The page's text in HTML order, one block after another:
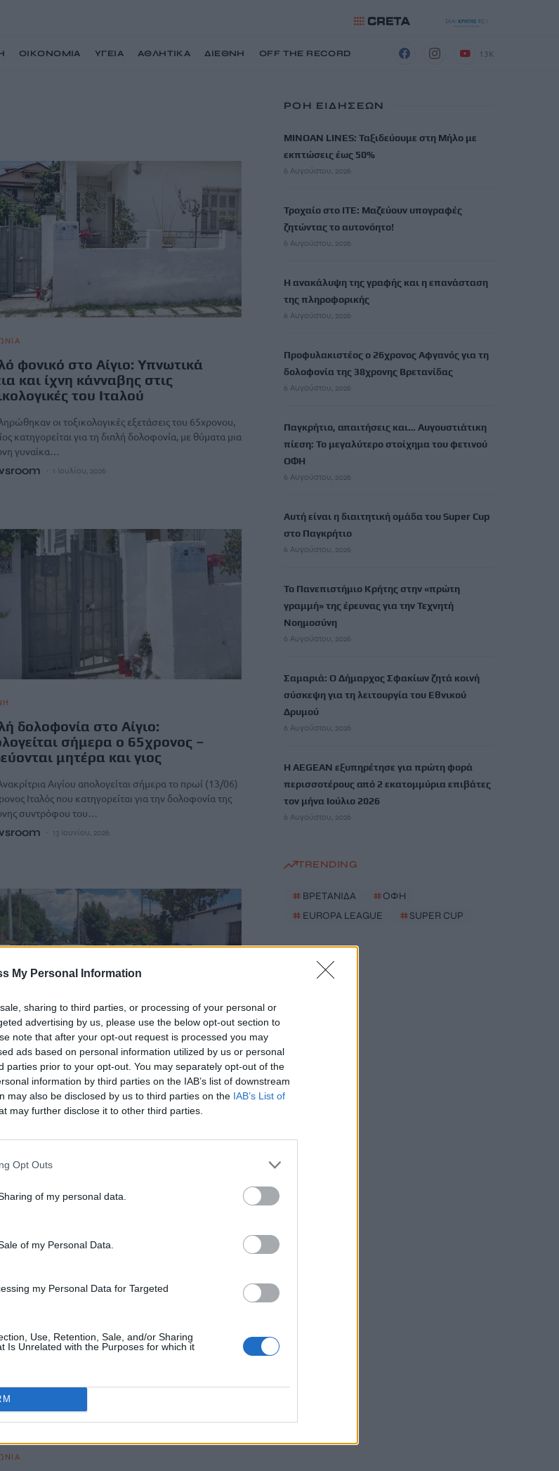
My Personal Information
sharing to third parties, or processing of your personal or
advertising by us, please use the below opt-out section to
note that after your opt-out request is processed you may
ads based on personal information utilized by us or personal
parties prior to your opt-out. You may separately opt-out of the
information by third parties on the IAB’s list of downstream
may also be disclosed by us to third parties on the IAB’s List of
may further disclose it to other third parties.
Opt Outs
of my personal data.
of my Personal Data.
my Personal Data for Targeted
Use, Retention, Sale, and/or Sharing
Is Unrelated with the Purposes for which it
ΟΙΚΟΝΟΜΙΑ ΥΓΕΙΑ ΑΘΛΗΤΙΚΑ ΔΙΕΘΝΗ OFF THE RECORD 13K
φονικό στο Αίγιο: Υπνωτικά
και ίχνη κάνναβης στις
του Ιταλού
οι τοξικολογικές εξετάσεις του 65χρονου,
κατηγορείται για τη διπλή δολοφονία, με θύματα μια
γυναίκα…
1 Ιουλίου, 2026
δολοφονία στο Αίγιο:
σήμερα ο 65χρονος –
μητέρα και γιος
Αιγίου απολογείται σήμερα το πρωί (13/06)
Ιταλός που κατηγορείται για την δολοφονία της
συντρόφου του…
13 Ιουνίου, 2026
δολοφονία στο Αίγιο: Τι δείχνουν
ευρήματα από τα
εργαστήρια για τον
εργαστήρια για τον 65χρονο Ιταλό που
ΡΟΗ ΕΙΔΗΣΕΩΝ
MINOAN LINES: Ταξιδεύουμε στη Μήλο με
εκπτώσεις έως 50%
6 Αυγούστου, 2026
Τροχαίο στο ΙΤΕ: Μαζεύουν υπογραφές
ζητώντας το αυτονόητο!
6 Αυγούστου, 2026
Η ανακάλυψη της γραφής και η επανάσταση
της πληροφορικής
6 Αυγούστου, 2026
Προφυλακιστέος ο 26χρονος Αφγανός για τη
δολοφονία της 38χρονης Βρετανίδας
6 Αυγούστου, 2026
Παγκρήτιο, απαιτήσεις και… Αυγουστιάτικη
πίεση: Το μεγαλύτερο στοίχημα του φετινού
ΟΦΗ
6 Αυγούστου, 2026
Αυτή είναι η διαιτητική ομάδα του Super Cup
στο Παγκρήτιο
6 Αυγούστου, 2026
Το Πανεπιστήμιο Κρήτης στην «πρώτη
γραμμή» της έρευνας για την Τεχνητή
Νοημοσύνη
6 Αυγούστου, 2026
Σαμαριά: Ο Δήμαρχος Σφακίων ζητά κοινή
σύσκεψη για τη λειτουργία του Εθνικού
Δρυμού
6 Αυγούστου, 2026
Η AEGEAN εξυπηρέτησε για πρώτη φορά
περισσοτέρους από 2 εκατομμύρια επιβάτες
τον μήνα Ιούλιο 2026
6 Αυγούστου, 2026
TRENDING
# ΒΡΕΤΑΝΙΔΑ #ΟΦΗ
# EUROPA LEAGUE #SUPER CUP